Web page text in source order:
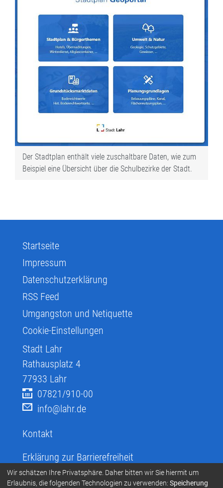
Der Stadtplan enthält viele zuschaltbare Daten, wie zum
Beispiel eine Übersicht über die Schulbezirke der Stadt.
Startseite
Impressum
Datenschutzerklärung
RSS Feed
Umgangston und Netiquette
Cookie-Einstellungen
Stadt Lahr
Rathausplatz 4
77933 Lahr
07821/910-00
info@lahr.de
Kontakt
Erklärung zur Barrierefreiheit
Infos zur Barrierefreiheit
Wir schätzen Ihre Privatsphäre. Daher bitten wir Sie hiermit um
Erlaubnis, die folgenden Technologien zu verwenden: Speicherung